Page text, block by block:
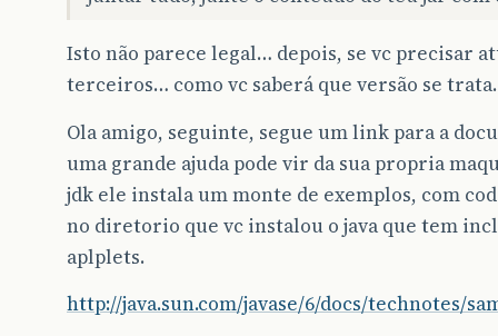
Isto não parece legal… depois, se vc precisar
terceiros… como vc saberá que versão se trata.
Ola amigo, seguinte, segue um link para a
uma grande ajuda pode vir da sua propria
jdk ele instala um monte de exemplos, com
no diretorio que vc instalou o java que tem
aplplets.
http://java.sun.com/javase/6/docs/technotes/